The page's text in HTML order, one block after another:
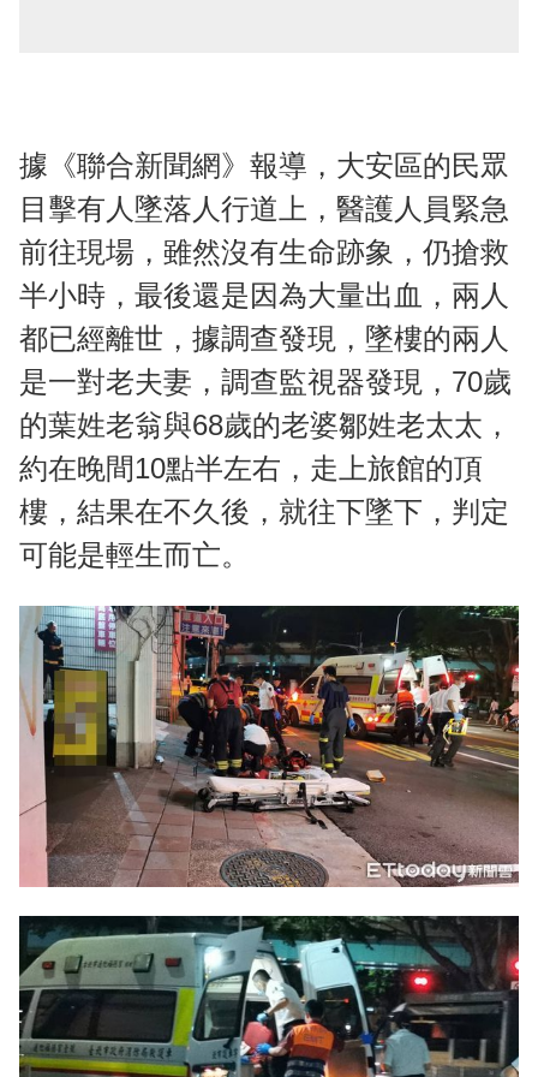
據《聯合新聞網》報導，大安區的民眾
目擊有人墜落人行道上，醫護人員緊急
前往現場，雖然沒有生命跡象，仍搶救
半小時，最後還是因為大量出血，兩人
都已經離世，據調查發現，墜樓的兩人
是一對老夫妻，調查監視器發現，70歲
的葉姓老翁與68歲的老婆鄒姓老太太，
約在晚間10點半左右，走上旅館的頂
樓，結果在不久後，就往下墜下，判定
可能是輕生而亡。